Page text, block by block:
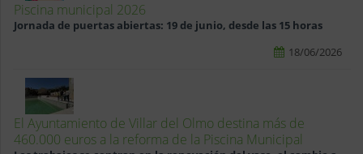
Piscina municipal 2026
Jornada de puertas abiertas: 19 de junio, desde las 15 horas
18/06/2026
El Ayuntamiento de Villar del Olmo destina más de
460.000 euros a la reforma de la Piscina Municipal